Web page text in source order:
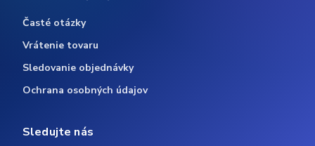
Časté otázky
Vrátenie tovaru
Sledovanie objednávky
Ochrana osobných údajov
Sledujte nás